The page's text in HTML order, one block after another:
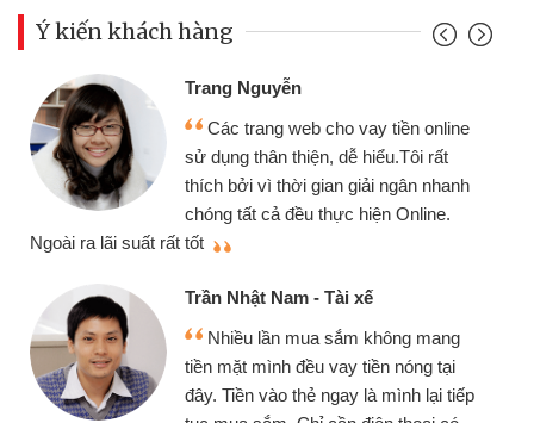
Ý kiến khách hàng
online
rất
nhanh
mang
tại
lại tiếp
Đoàn Hữu Cảnh
Mình cần tiền gấp nên định
chiếc xe wave nhưng thật may đã
gói vay tiền bằng CMND online
cần gặp mặt nên rất tiện lợi, sẽ giới
thiệu cho bạn bè biết
Cấn Văn Lực - Tạp hóa
Tôi kinh doanh buôn bán nhỏ lẻ
nhiều lúc cần vốn nhập hàng, nhờ
đến website qua bạn bè giới thiệu
đã giải quyết được công việc của